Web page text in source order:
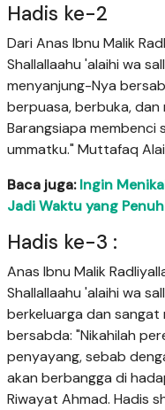
Hadis ke-2
Dari Anas Ibnu Malik
Shallallaahu 'alaihi wa
menyanjung-Nya
berpuasa, berbuka, dan
Barangsiapa membenci
ummatku." Muttafaq
Baca juga:Ingin
Jadi Waktu yang
Hadis ke-3 :
Anas Ibnu Malik
Shallallaahu 'alaihi wa
berkeluarga dan sangat
bersabda: "Nikahilah
penyayang, sebab
akan berbangga di
Riwayat Ahmad. Hadis